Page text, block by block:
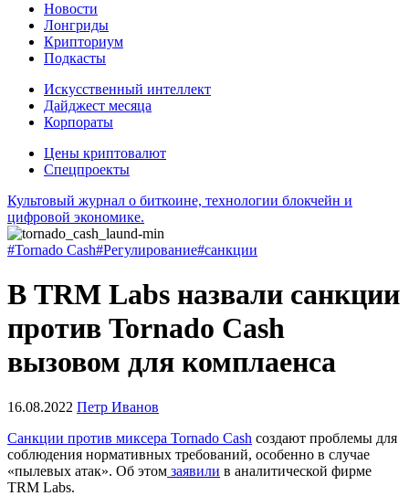
Новости
Лонгриды
Крипториум
Подкасты
Искусственный интеллект
Дайджест месяца
Корпораты
Цены криптовалют
Спецпроекты
Культовый журнал о биткоине, технологии блокчейн и
цифровой экономике.
#Tornado Cash#Регулирование#санкции
В TRM Labs назвали санкции
против Tornado Cash
вызовом для комплаенса
16.08.2022 Петр Иванов
Санкции против миксера Tornado Cash создают проблемы для
соблюдения нормативных требований, особенно в случае
«пылевых атак». Об этом заявили в аналитической фирме
TRM Labs.